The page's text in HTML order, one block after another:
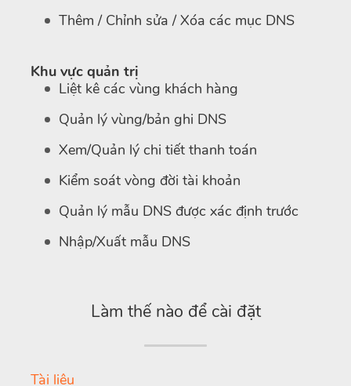
Thêm / Chỉnh sửa / Xóa các mục DNS
Khu vực quản trị
Liệt kê các vùng khách hàng
Quản lý vùng/bản ghi DNS
Xem/Quản lý chi tiết thanh toán
Kiểm soát vòng đời tài khoản
Quản lý mẫu DNS được xác định trước
Nhập/Xuất mẫu DNS
Làm thế nào để cài đặt
Tài liệu